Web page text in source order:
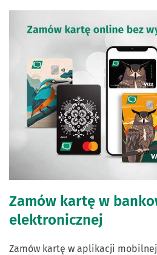
Zamów kartę w
elektronicznej
Zamów kartę w aplikacji